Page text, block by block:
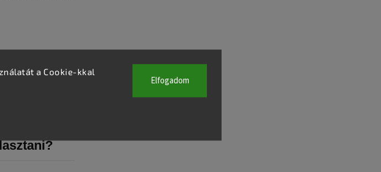
a Cookie-kkal
Elfogadom
ülőfelület és
hajvágások